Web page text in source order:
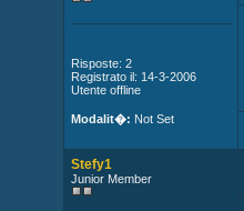
Risposte: 2
Registrato il: 14-3-2006
Utente offline
Modalit�: Not Set
Stefy1
Junior Member